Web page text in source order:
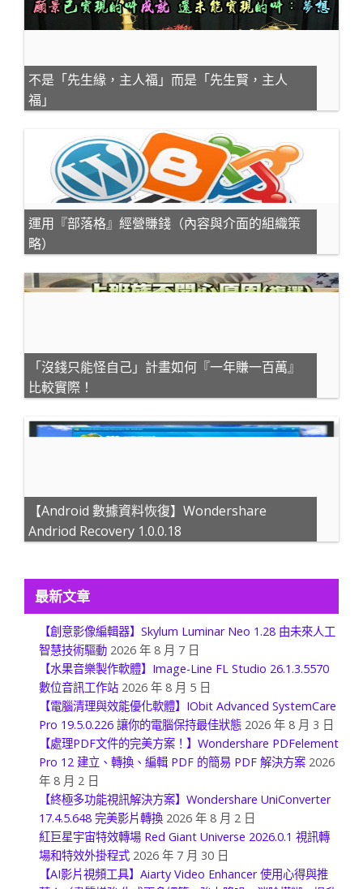
不是「先生緣，主人福」而是「先生賢，主人
福」
運用『部落格』經營賺錢（內容與介面的組織策
略）
「沒錢只能怪自己」計畫如何『一年賺一百萬』
比較實際！
【Android 數據資料恢復】Wondershare
Andriod Recovery 1.0.0.18
最新文章
【創意影像編輯器】Skylum Luminar Neo 1.28 由未來人工
智慧技術驅動 2026 年 8 月 7 日
【水果音樂製作軟體】Image-Line FL Studio 26.1.3.5570
數位音訊工作站 2026 年 8 月 5 日
【電腦清理與效能優化軟體】IObit Advanced SystemCare
Pro 19.5.0.226 讓你的電腦保持最佳狀態 2026 年 8 月 3 日
【處理PDF文件的完美方案！】Wondershare PDFelement
Pro 12 建立、轉換、編輯 PDF 的簡易 PDF 解決方案 2026
年 8 月 2 日
【終極多功能視訊解決方案】Wondershare UniConverter
17.4.5.648 完美影片轉換 2026 年 8 月 2 日
紅巨星宇宙特效轉場 Red Giant Universe 2026.0.1 視訊轉
場和特效外掛程式 2026 年 7 月 30 日
【AI影片視頻工具】Aiarty Video Enhancer 使用心得與推